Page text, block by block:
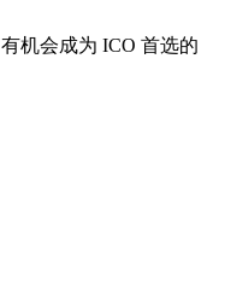
机会成为 ICO 首选的